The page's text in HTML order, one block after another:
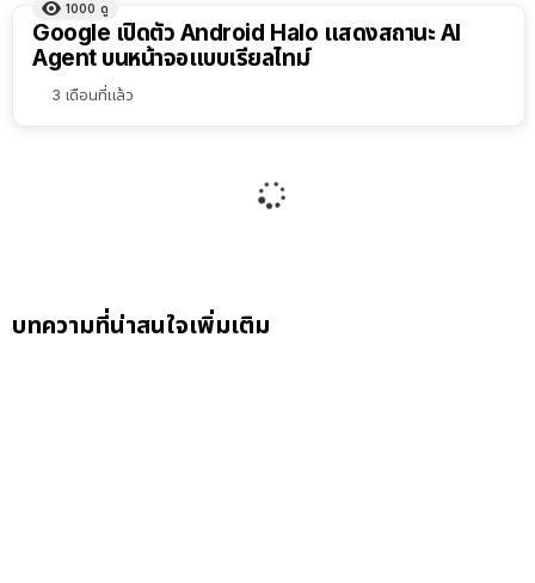
1000 ดู
Google เปิดตัว Android Halo แสดงสถานะ AI
Agent บนหน้าจอแบบเรียลไทม์
3 เดือนที่แล้ว
Gemini ใน Chrome เปิดใช้งานในไทยแล้ว ยกระดับ
1.2k ดู